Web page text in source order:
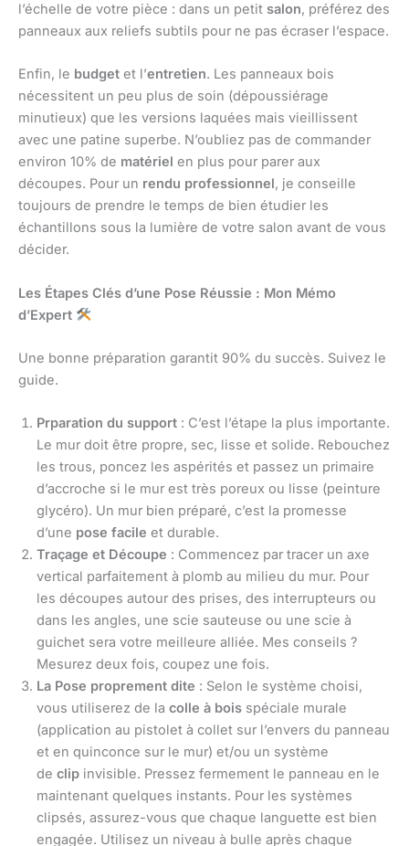
l’échelle de votre pièce : dans un petit salon, préférez des
panneaux aux reliefs subtils pour ne pas écraser l’espace.
Enfin, le budget et l’entretien. Les panneaux bois
nécessitent un peu plus de soin (dépoussiérage
minutieux) que les versions laquées mais vieillissent
avec une patine superbe. N’oubliez pas de commander
environ 10% de matériel en plus pour parer aux
découpes. Pour un rendu professionnel, je conseille
toujours de prendre le temps de bien étudier les
échantillons sous la lumière de votre salon avant de vous
décider.
Les Étapes Clés d’une Pose Réussie : Mon Mémo
d’Expert
Une bonne préparation garantit 90% du succès. Suivez le
guide.
Prparation du support : C’est l’étape la plus importante.
Le mur doit être propre, sec, lisse et solide. Rebouchez
les trous, poncez les aspérités et passez un primaire
d’accroche si le mur est très poreux ou lisse (peinture
glycéro). Un mur bien préparé, c’est la promesse
d’une pose facile et durable.
Traçage et Découpe : Commencez par tracer un axe
vertical parfaitement à plomb au milieu du mur. Pour
les découpes autour des prises, des interrupteurs ou
dans les angles, une scie sauteuse ou une scie à
guichet sera votre meilleure alliée. Mes conseils ?
Mesurez deux fois, coupez une fois.
La Pose proprement dite : Selon le système choisi,
vous utiliserez de la colle à bois spéciale murale
(application au pistolet à collet sur l’envers du panneau
et en quinconce sur le mur) et/ou un système
de clip invisible. Pressez fermement le panneau en le
maintenant quelques instants. Pour les systèmes
clipsés, assurez-vous que chaque languette est bien
engagée. Utilisez un niveau à bulle après chaque